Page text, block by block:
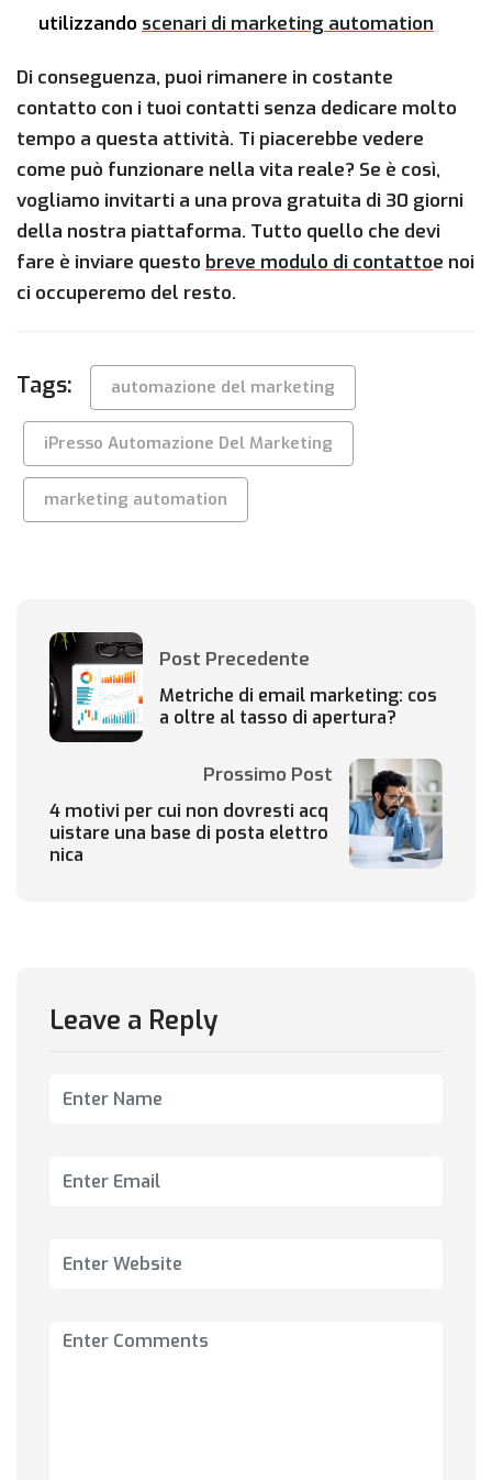
utilizzando scenari di marketing automation
Di conseguenza, puoi rimanere in costante
contatto con i tuoi contatti senza dedicare molto
tempo a questa attività. Ti piacerebbe vedere
come può funzionare nella vita reale? Se è così,
vogliamo invitarti a una prova gratuita di 30 giorni
della nostra piattaforma. Tutto quello che devi
fare è inviare questo breve modulo di contattoe noi
ci occuperemo del resto.
Tags: automazione del marketing
iPresso Automazione Del Marketing
marketing automation
Post Precedente
Metriche di email marketing: cos
a oltre al tasso di apertura?
Prossimo Post
4 motivi per cui non dovresti acq
uistare una base di posta elettro
nica
Leave a Reply